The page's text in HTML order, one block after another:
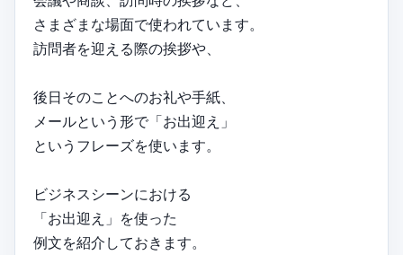
さまざまな場面で使われています。
訪問者を迎える際の挨拶や、
後日そのことへのお礼や手紙、
メールという形で「お出迎え」
というフレーズを使います。
ビジネスシーンにおける
「お出迎え」を使った
例文を紹介しておきます。